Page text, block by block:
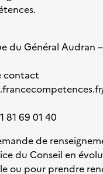
du Général Audran
contact
81 69 01 40
de
du Conseil en
ou pour prendre